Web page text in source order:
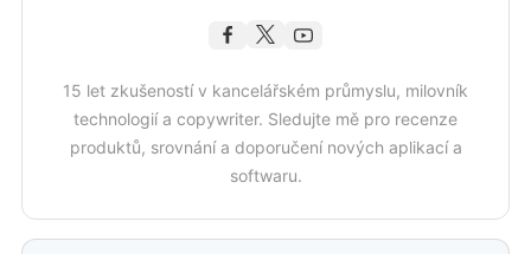
15 let zkušeností v kancelářském průmyslu, milovník
technologií a copywriter. Sledujte mě pro recenze
produktů, srovnání a doporučení nových aplikací a
softwaru.